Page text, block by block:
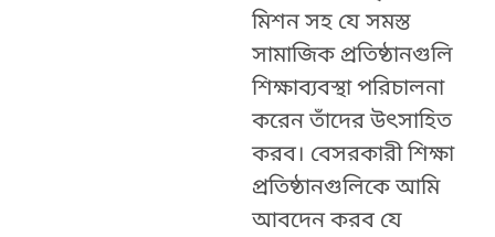
মিশন সহ যে সমস্ত
সামাজিক প্রতিষ্ঠানগুলি
শিক্ষাব্যবস্থা পরিচালনা
করেন তাঁদের উৎসাহিত
করব। বেসরকারী শিক্ষা
প্রতিষ্ঠানগুলিকে আমি
আবদেন করব যে